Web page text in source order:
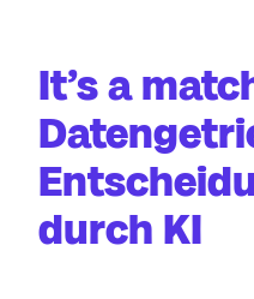
It’s a
durch KI